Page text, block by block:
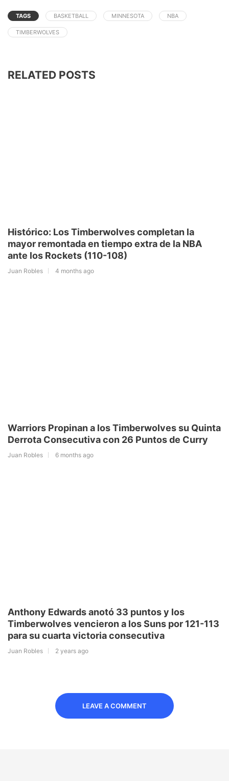
TAGS BASKETBALL MINNESOTA NBA
TIMBERWOLVES
RELATED POSTS
Histórico: Los Timberwolves completan la
mayor remontada en tiempo extra de la NBA
ante los Rockets (110-108)
Juan Robles 4 months ago
Warriors Propinan a los Timberwolves su Quinta
Derrota Consecutiva con 26 Puntos de Curry
Juan Robles 6 months ago
Anthony Edwards anotó 33 puntos y los
Timberwolves vencieron a los Suns por 121-113
para su cuarta victoria consecutiva
Juan Robles 2 years ago
LEAVE A COMMENT